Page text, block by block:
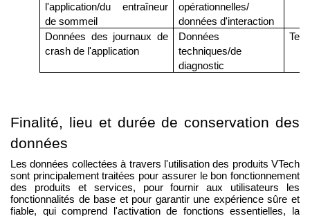
l'application/du entraîneur
de sommeil
opérationnelles/
données d'interaction
Données des journaux de
crash de l'application
Données
techniques/de
diagnostic
Finalité, lieu et durée de conservation des
données
Les données collectées à travers l'utilisation des produits VTech
sont principalement traitées pour assurer le bon fonctionnement
des produits et services, pour fournir aux utilisateurs les
fonctionnalités de base et pour garantir une expérience sûre et
fiable, qui comprend l'activation de fonctions essentielles, la